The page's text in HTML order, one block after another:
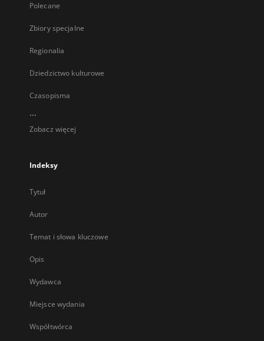
Polecane
Zbiory specjalne
Regionalia
Dziedzictwo kulturowe
Czasopisma
...
Zobacz więcej
Indeksy
Tytuł
Autor
Temat i słowa kluczowe
Opis
Wydawca
Miejsce wydania
Współtwórca